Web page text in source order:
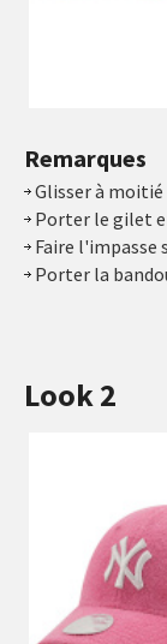
Remarques
Glisser à
Porter le gilet
Faire l'impasse
Porter la
Look 2